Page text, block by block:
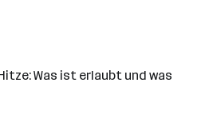
Was ist erlaubt und was